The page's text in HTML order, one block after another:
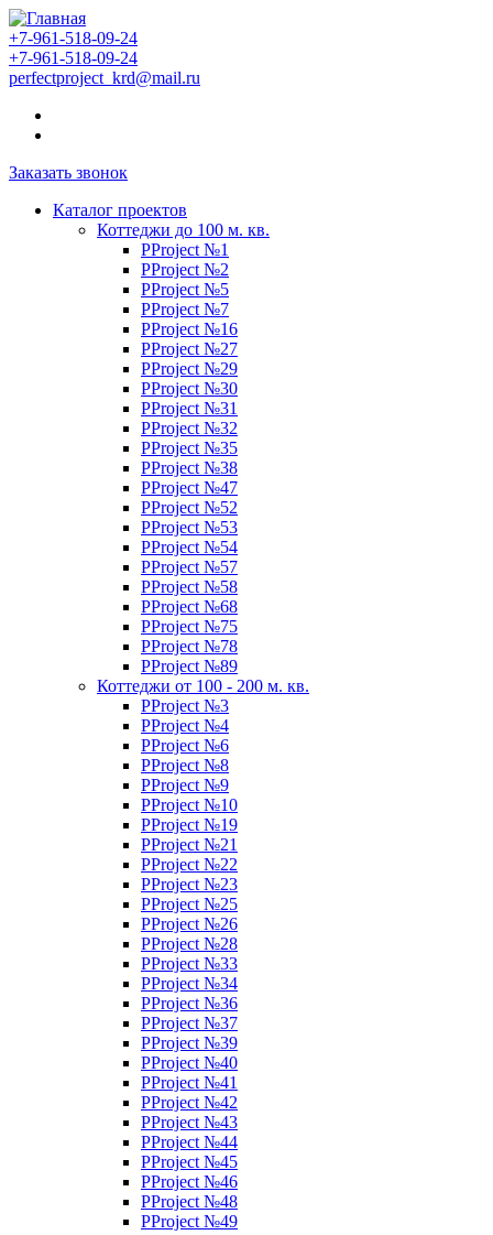
+7-961-518-09-24
+7-961-518-09-24
perfectproject_krd@mail.ru
Заказать звонок
Каталог проектов
Коттеджи до 100 м. кв.
PProject №1
PProject №2
PProject №5
PProject №7
PProject №16
PProject №27
PProject №29
PProject №30
PProject №31
PProject №32
PProject №35
PProject №38
PProject №47
PProject №52
PProject №53
PProject №54
PProject №57
PProject №58
PProject №68
PProject №75
PProject №78
PProject №89
Коттеджи от 100 - 200 м. кв.
PProject №3
PProject №4
PProject №6
PProject №8
PProject №9
PProject №10
PProject №19
PProject №21
PProject №22
PProject №23
PProject №25
PProject №26
PProject №28
PProject №33
PProject №34
PProject №36
PProject №37
PProject №39
PProject №40
PProject №41
PProject №42
PProject №43
PProject №44
PProject №45
PProject №46
PProject №48
PProject №49